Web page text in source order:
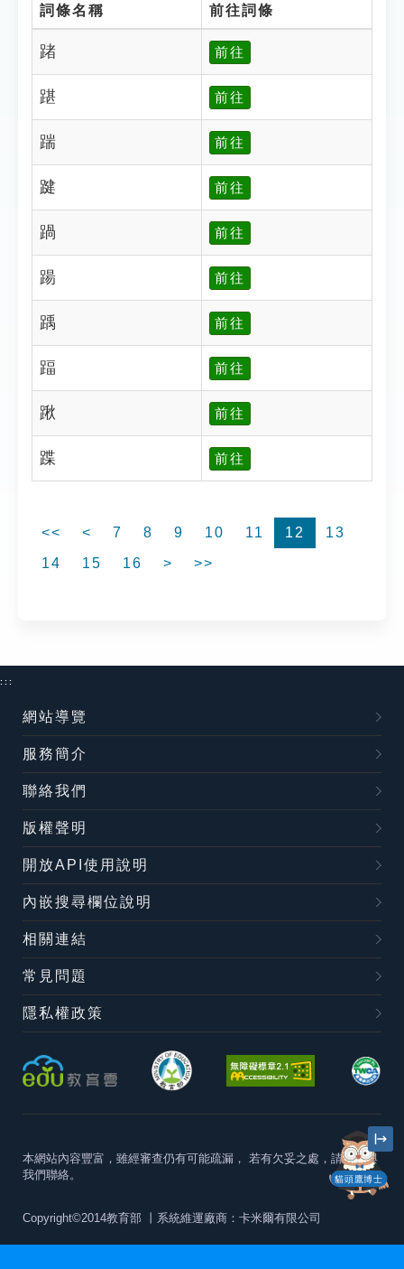
詞條名稱 前往詞條
踷 前往
踸 前往
踹 前往
踺 前往
踻 前往
踼 前往
踽 前往
踾 前往
踿 前往
蹀 前往
<< < 7 8 9 10 11 12
13
14
15 16 > >>
貓頭鷹博士
:::
網站導覽
服務簡介
聯絡我們
版權聲明
開放API使用說明
內嵌搜尋欄位說明
相關連結
常見問題
隱私權政策
本網站內容豐富，雖經審查仍有可能疏漏， 若有欠妥之處，請隨時與
我們聯絡。
Copyright©2014教育部 丨系統維運廠商：卡米爾有限公司